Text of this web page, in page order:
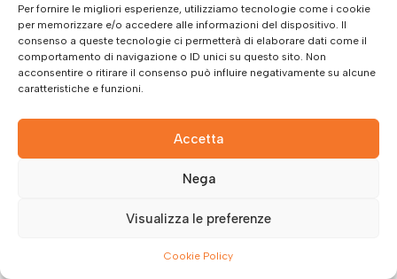
Per fornire le migliori esperienze, utilizziamo tecnologie come i cookie
per memorizzare e/o accedere alle informazioni del dispositivo. Il
consenso a queste tecnologie ci permetterà di elaborare dati come il
comportamento di navigazione o ID unici su questo sito. Non
acconsentire o ritirare il consenso può influire negativamente su alcune
caratteristiche e funzioni.
Accetta
Nega
Visualizza le preferenze
Cookie Policy
Read More
Play Video